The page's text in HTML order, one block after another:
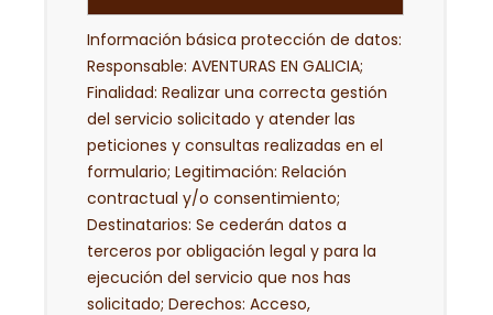
Información básica protección de datos:
Responsable: AVENTURAS EN GALICIA;
Finalidad: Realizar una correcta gestión
del servicio solicitado y atender las
peticiones y consultas realizadas en el
formulario; Legitimación: Relación
contractual y/o consentimiento;
Destinatarios: Se cederán datos a
terceros por obligación legal y para la
ejecución del servicio que nos has
solicitado; Derechos: Acceso,